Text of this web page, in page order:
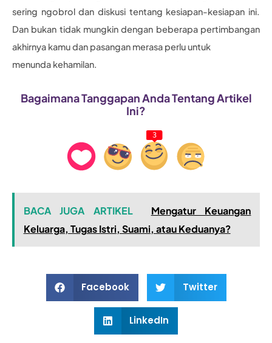
sering ngobrol dan diskusi tentang kesiapan-kesiapan ini.
Dan bukan tidak mungkin dengan beberapa pertimbangan
akhirnya kamu dan pasangan merasa perlu untuk
menunda kehamilan.
Bagaimana Tanggapan Anda Tentang Artikel
Ini?
3
BACA JUGA ARTIKEL
Mengatur Keuangan
Keluarga, Tugas Istri, Suami, atau Keduanya?
Facebook Twitter
LinkedIn